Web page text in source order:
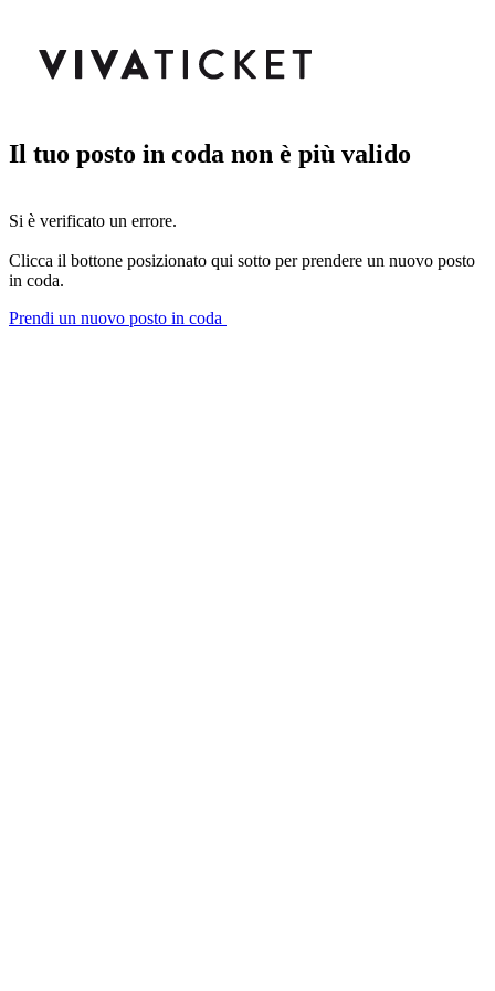
Il tuo posto in coda non è più valido
Si è verificato un errore.
Clicca il bottone posizionato qui sotto per prendere un nuovo posto
in coda.
Prendi un nuovo posto in coda